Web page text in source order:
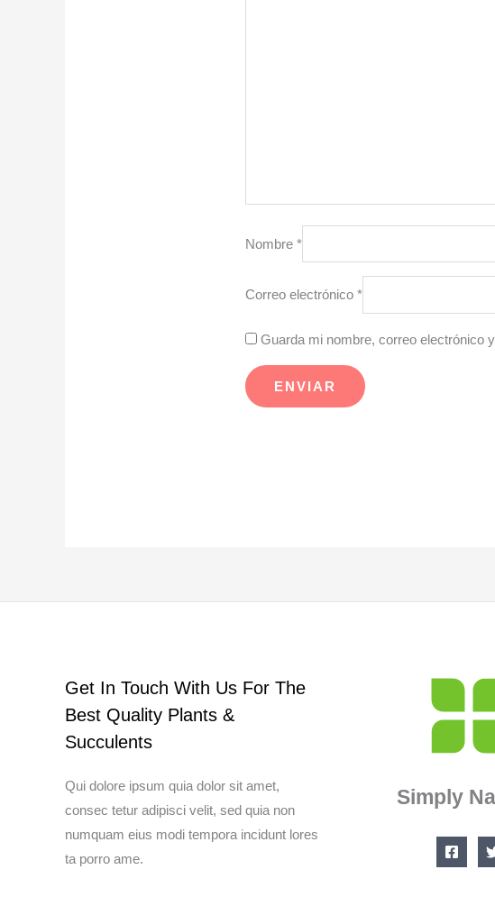
Nombre*
Correo electrónico*
Guarda mi nombre, correo electrónico
Get In Touch With Us For The
Best Quality Plants &
Succulents
Qui dolore ipsum quia dolor sit amet,
consec tetur adipisci velit, sed quia non
numquam eius modi tempora incidunt lores
ta porro ame.
Simply